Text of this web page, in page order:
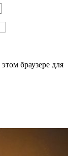
браузере для